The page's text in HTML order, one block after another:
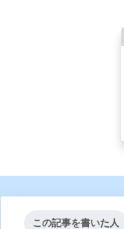
この記事を書いた人